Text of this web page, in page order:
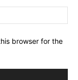
browser for the